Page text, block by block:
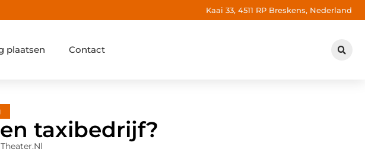
Kaai 33, 4511 RP Breskens, Nederland
plaatsen Contact
taxibedrijf?